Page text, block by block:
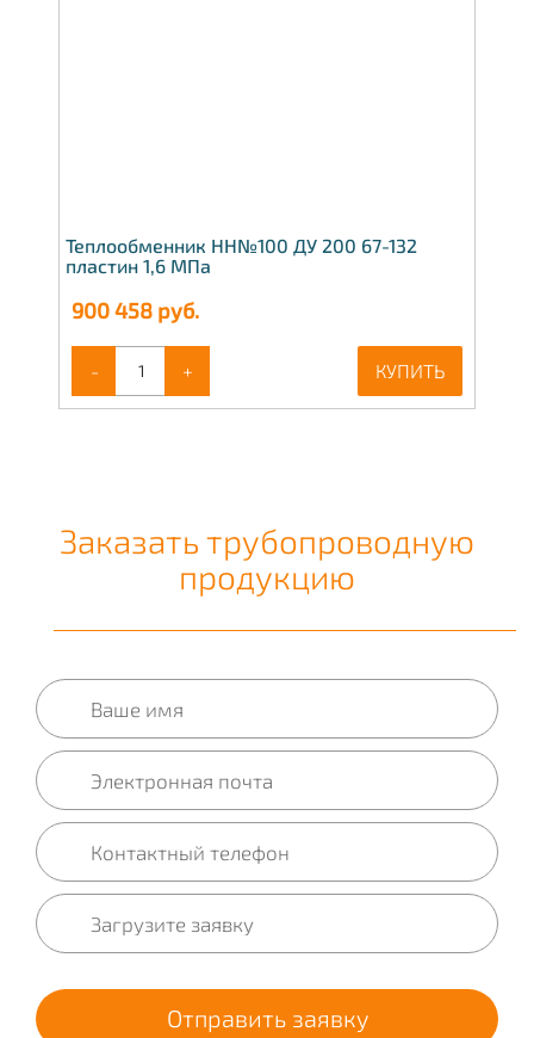
Теплообменник НН№100 ДУ 200 67-132
пластин 1,6 МПа
900 458 руб.
- + КУПИТЬ
Заказать трубопроводную
продукцию